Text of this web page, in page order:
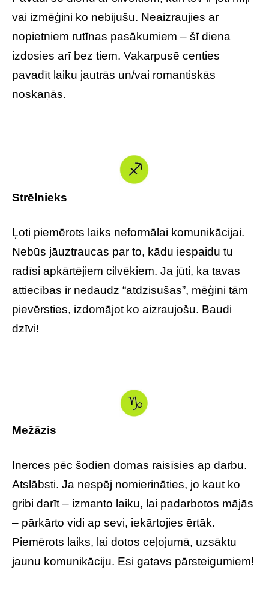
vai izmēģini ko nebijušu. Neaizraujies ar
nopietniem rutīnas pasākumiem – šī diena
izdosies arī bez tiem. Vakarpusē centies
pavadīt laiku jautrās un/vai romantiskās
noskaņās.
Strēlnieks
Ļoti piemērots laiks neformālai komunikācijai.
Nebūs jāuztraucas par to, kādu iespaidu tu
radīsi apkārtējiem cilvēkiem. Ja jūti, ka tavas
attiecības ir nedaudz “atdzisušas”, mēģini tām
pievērsties, izdomājot ko aizraujošu. Baudi
dzīvi!
Mežāzis
Inerces pēc šodien domas raisīsies ap darbu.
Atslābsti. Ja nespēj nomierināties, jo kaut ko
gribi darīt – izmanto laiku, lai padarbotos mājās
– pārkārto vidi ap sevi, iekārtojies ērtāk.
Piemērots laiks, lai dotos ceļojumā, uzsāktu
jaunu komunikāciju. Esi gatavs pārsteigumiem!